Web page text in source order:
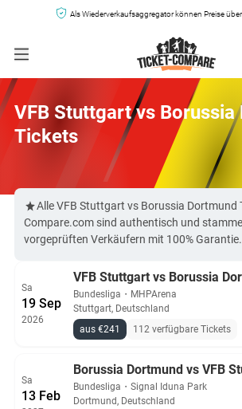
Als Wiederverkaufsaggregator können Preise
VFB Stuttgart vs Borussia
Tickets
Alle VFB Stuttgart vs Borussia Dortmund
Compare.com sind authentisch und
vorgeprüften Verkäufern mit 100% Garantie.
Sa
19 Sep
2026
VFB Stuttgart vs Borussia
Bundesliga ・ MHPArena
Stuttgart, Deutschland
aus €241
112 verfügbare Tickets
Sa
13 Feb
Borussia Dortmund vs VFB
Bundesliga ・ Signal Iduna Park
Dortmund, Deutschland